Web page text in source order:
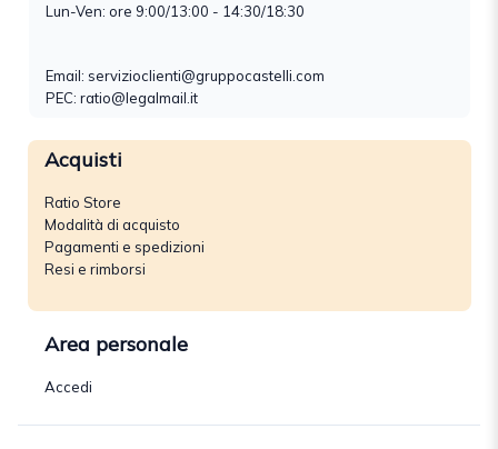
Lun-Ven: ore 9:00/13:00 - 14:30/18:30
Email: servizioclienti@gruppocastelli.com
PEC: ratio@legalmail.it
Acquisti
Ratio Store
Modalità di acquisto
Pagamenti e spedizioni
Resi e rimborsi
Area personale
Accedi